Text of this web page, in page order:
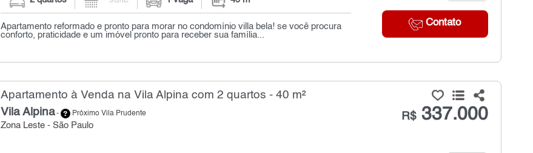
Contato
Apartamento reformado e pronto para morar no condomínio villa bela! se você procura
conforto, praticidade e um imóvel pronto para receber sua família...
Apartamento à Venda na Vila Alpina com 2 quartos - 40 m²
Vila Alpina- Próximo Vila Prudente
Zona Leste - São Paulo
R$337.000